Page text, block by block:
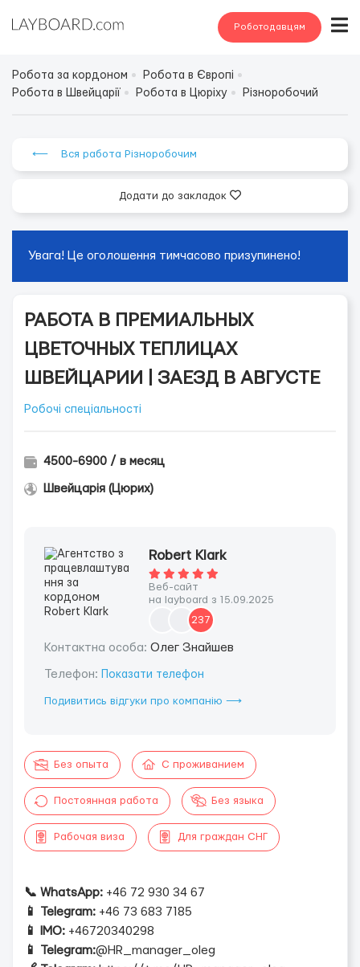
Роботодавцям
Робота за кордоном
Робота в Європі
Робота в Швейцарії
Робота в Цюріху Різноробочий
⟵ Вся работа Різноробочим
Додати до закладок
Увага! Це оголошення тимчасово призупинено!
РАБОТА В ПРЕМИАЛЬНЫХ
ЦВЕТОЧНЫХ ТЕПЛИЦАХ
ШВЕЙЦАРИИ | ЗАЕЗД В АВГУСТЕ
Робочі спеціальності
4500-6900 / в месяц
Швейцарія (Цюрих)
Robert Klark
Веб-сайт
на layboard з 15.09.2025
237
Контактна особа: Олег Знайшев
Телефон: Показати телефон
Подивитись відгуки про компанію ⟶
Без опыта С проживанием
Постоянная работа Без языка
Рабочая виза Для граждан СНГ
📞 WhatsApp: +46 72 930 34 67
📱 Telegram: +46 73 683 7185
📱 IMO: +46720340298
📱 Telegram:@HR_manager_oleg